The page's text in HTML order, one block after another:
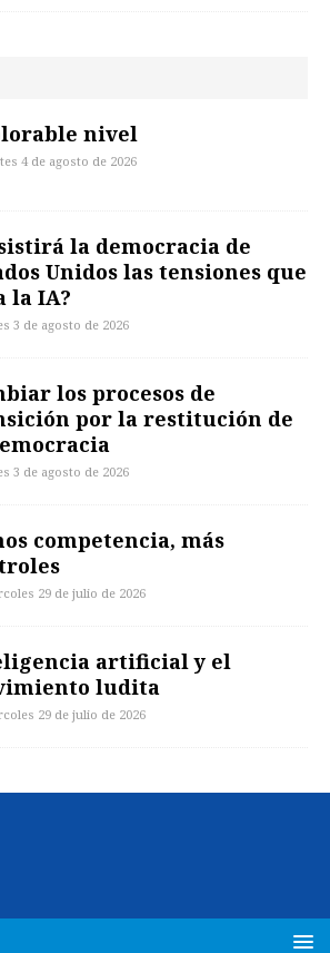
nivel
4 de agosto de 2026
la democracia de
Unidos las tensiones que
la IA?
3 de agosto de 2026
los procesos de
por la restitución de
3 de agosto de 2026
competencia, más
29 de julio de 2026
artificial y el
ludita
29 de julio de 2026